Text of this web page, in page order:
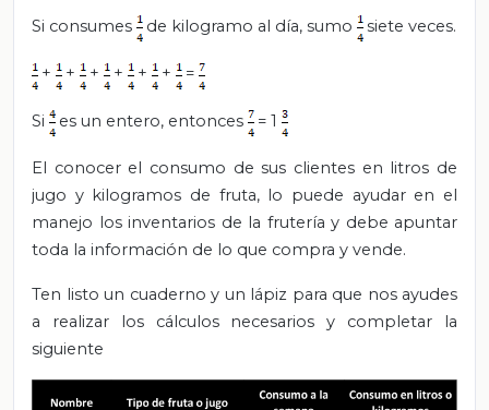
Si consumes de kilogramo al día, sumo siete veces.
+ + + + + + =
Si es un entero, entonces = 1
El conocer el consumo de sus clientes en litros de
jugo y kilogramos de fruta, lo puede ayudar en el
manejo los inventarios de la frutería y debe apuntar
toda la información de lo que compra y vende.
Ten listo un cuaderno y un lápiz para que nos ayudes
a realizar los cálculos necesarios y completar la
siguiente